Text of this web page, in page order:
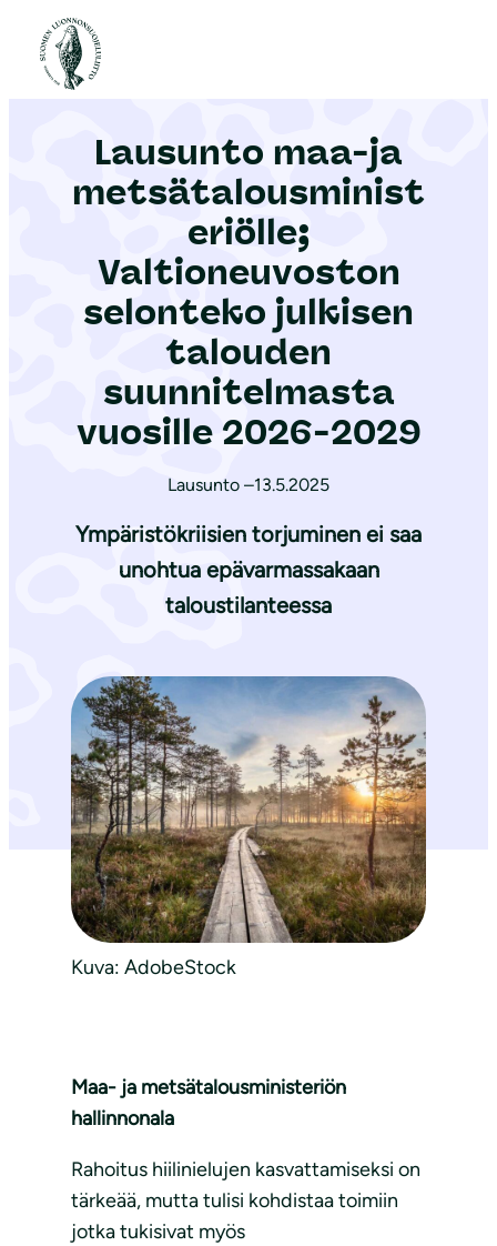
Etusivu
Lausunto maa-ja
metsätalousminist
eriölle;
Valtioneuvoston
selonteko julkisen
talouden
suunnitelmasta
vuosille 2026-2029
Lausunto –13.5.2025
Ympäristökriisien torjuminen ei saa
unohtua epävarmassakaan
taloustilanteessa
Kuva: AdobeStock
Maa- ja metsätalousministeriön
hallinnonala
Rahoitus hiilinielujen kasvattamiseksi on
tärkeää, mutta tulisi kohdistaa toimiin
jotka tukisivat myös